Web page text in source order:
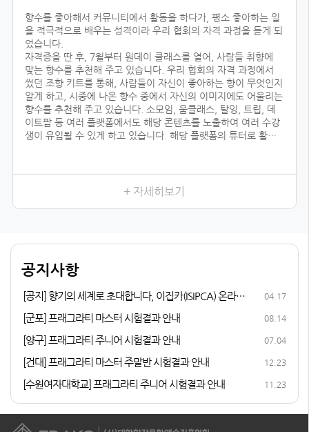
향수를 좋아해서 커뮤니티에서 활동을 하다가, 평소 좋아하는 일
을 적극적으로 배우는 성격이라 우리 협회의 자격 과정을 듣게 되
었습니다.
자격증을 딴 후, 7월부터 원데이 클래스를 열어, 사람들 취향에
맞는 향수를 추천해 주고 있습니다. 우리 협회의 자격 과정에서
썼던 조향 키트를 통해, 사람들이 자신이 좋아하는 향이 무엇인지
알게 하고, 시중에 나온 향수 중에서 자신의 이미지에도 어울리는
향수를 추천해 주고 있습니다. 소모임, 움클래스, 탈잉, 트립, 데
이트팝 등 여러 플랫폼에서도 해당 콘텐츠를 노출하여 여러 수강
생이 유입될 수 있게 하고 있습니다. 해당 플랫폼의 튜터로 활동
향수를 취미로 즐기다가 조향 자격증 과정을 듣게 된 이유는, 내
가 좋아하는 일을 더 전문적으로 배워 보고 싶어서였습니다. 여러
어코드를 발견하는 3급, 내가 생각하는 이미지의 향을 더 잘 표현
큘럼이 마음에 들었고, 자격증 취득 후 취업 및 창업 연계 등의 든
든한 지원이 있어 자격증 과정에 참여하게 되었습니다.
+ 자세히보기
공지사항
[공지] 향기의 세계로 초대합니다, 이집카(ISIPCA) 온라인
04.17
[군포] 프래그라티 마스터 시험결과 안내 08.14
[양구] 프래그라티 주니어 시험결과 안내 07.04
[건대] 프래그라티 마스터 주말반 시험결과 안내 12.23
[수원여자대학교] 프래그라티 주니어 시험결과 안내 11.23